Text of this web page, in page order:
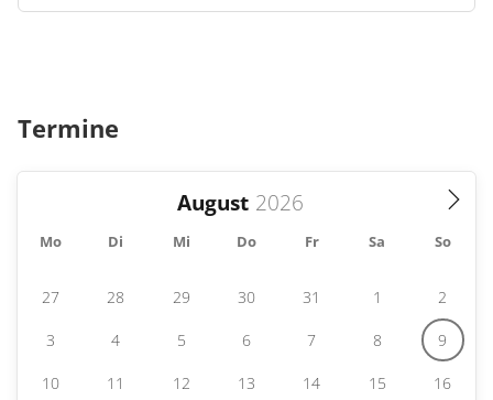
Termine
August
Mo Di Mi Do Fr Sa So
27 28 29 30 31 1 2
3 4 5 6 7 8 9
10 11 12 13 14 15 16